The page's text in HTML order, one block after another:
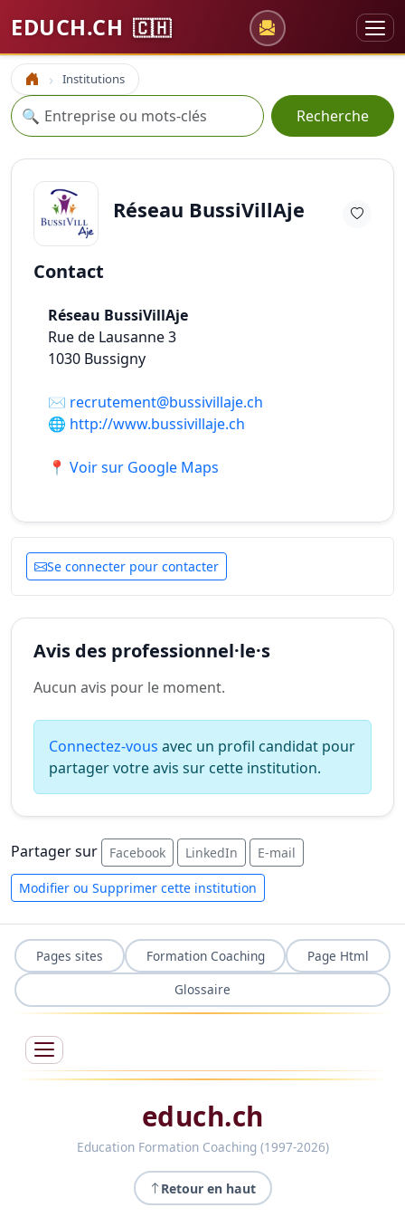
EDUCH.CH 🇨🇭
Accueil Institutions
Recherche
🔍 Recherche
Réseau BussiVillAje
Contact
Réseau BussiVillAje
Rue de Lausanne 3
1030 Bussigny
✉️ recrutement@bussivillaje.ch
🌐 http://www.bussivillaje.ch
📍 Voir sur Google Maps
Se connecter pour contacter
Avis des professionnel·le·s
Aucun avis pour le moment.
Connectez-vous avec un profil candidat pour
partager votre avis sur cette institution.
Partager sur Facebook LinkedIn E-mail
Modifier ou Supprimer cette institution
Pages sites Formation Coaching
Page Html
Glossaire
educh.ch
Education Formation Coaching (1997-2026)
Retour en haut